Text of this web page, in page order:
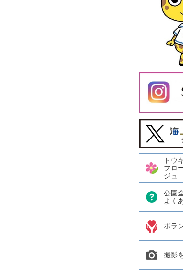
今日の東京
X】
トウ
フロ
ジュ
公園
よく
ボラ
撮影